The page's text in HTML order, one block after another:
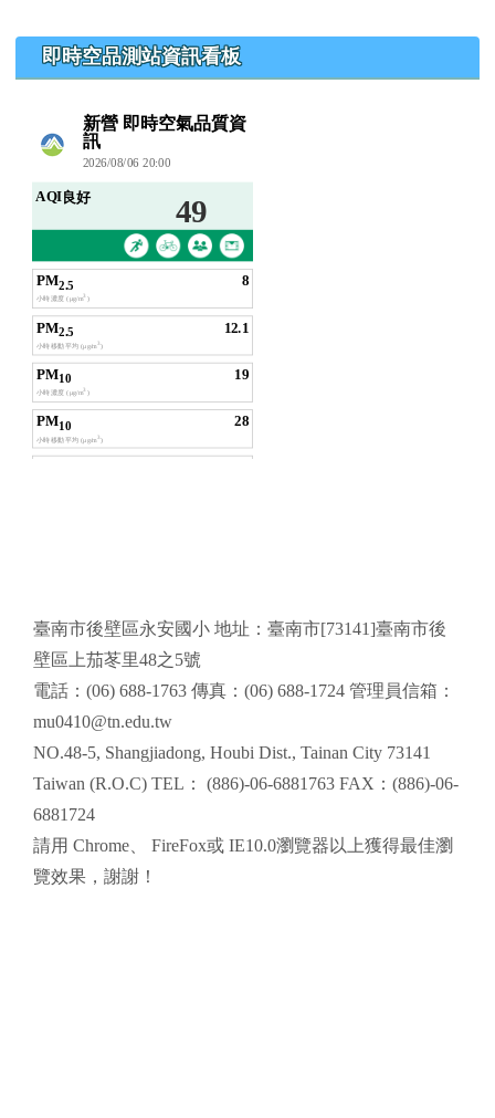
即時空品測站資訊看板
頁尾區域內容
臺南市後壁區永安國小 地址：臺南市[73141]臺南市後
壁區上茄苳里48之5號
電話：(06) 688-1763 傳真：(06) 688-1724 管理員信箱：
mu0410@tn.edu.tw
NO.48-5, Shangjiadong, Houbi Dist., Tainan City 73141
Taiwan (R.O.C) TEL： (886)-06-6881763 FAX：(886)-06-
6881724
請用 Chrome FireFox或 IE10.0瀏覽器以上獲得最佳瀏
覽效果，謝謝！